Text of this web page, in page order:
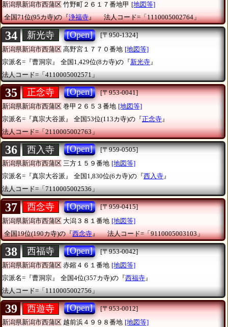
新潟県新潟市西蒲区 竹野町２６１７番地甲 [地図等]
全国71位(95カ寺)の『浄福寺』 法人コード=「1110005002764」
34 新光寺 [Open]
[〒950-1324]
新潟県新潟市西蒲区 高野宮１７７０番地 [地図等]
宗派名=『曹洞宗』
全国1,429位(8カ寺)の『新光寺 』
法人コード=「4110005002571」
35 正念寺 [Open]
[〒953-0041]
新潟県新潟市西蒲区 巻甲２６５３番地 [地図等]
宗派名=『真宗大谷派』
全国53位(113カ寺)の『正念寺 』
法人コード=「2110005002763」
36 西入寺 [Open]
[〒959-0505]
新潟県新潟市西蒲区 三方１５９番地 [地図等]
宗派名=『真宗大谷派』
全国1,830位(6カ寺)の『西入寺』
法人コード=「7110005002536」
37 西念寺 [Open]
[〒959-0415]
新潟県新潟市西蒲区 大潟３８１番地 [地図等]
全国19位(190カ寺)の『西念寺』 法人コード=「9110005003103」
38 西福寺 [Open]
[〒953-0042]
新潟県新潟市西蒲区 赤鏥４６１番地 [地図等]
宗派名=『曹洞宗』
全国4位(357カ寺)の『西福寺 』
法人コード=「1110005002756」
39 西遊寺 [Open]
[〒953-0012]
新潟県新潟市西蒲区 越前浜４９９８番地 [地図等]